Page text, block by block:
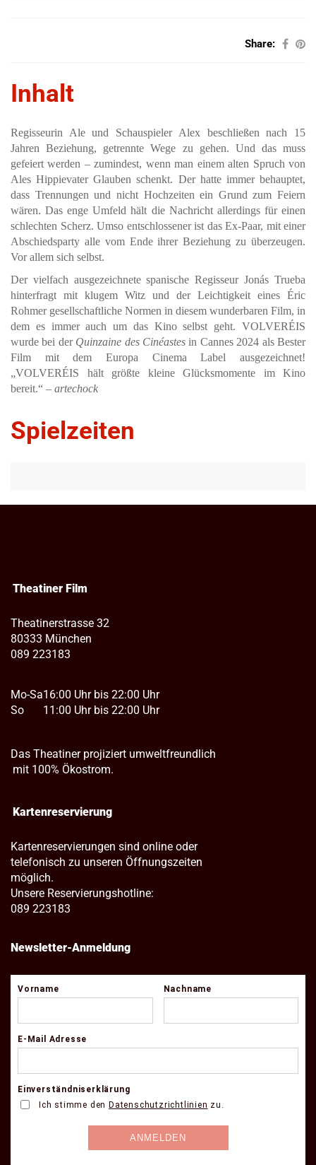
Share:
Inhalt
Regisseurin Ale und Schauspieler Alex beschließen nach 15
Jahren Beziehung, getrennte Wege zu gehen. Und das muss
gefeiert werden – zumindest, wenn man einem alten Spruch von
Ales Hippievater Glauben schenkt. Der hatte immer behauptet,
dass Trennungen und nicht Hochzeiten ein Grund zum Feiern
wären. Das enge Umfeld hält die Nachricht allerdings für einen
schlechten Scherz. Umso entschlossener ist das Ex-Paar, mit einer
Abschiedsparty alle vom Ende ihrer Beziehung zu überzeugen.
Vor allem sich selbst.
Der vielfach ausgezeichnete spanische Regisseur Jonás Trueba
hinterfragt mit klugem Witz und der Leichtigkeit eines Éric
Rohmer gesellschaftliche Normen in diesem wunderbaren Film, in
dem es immer auch um das Kino selbst geht. VOLVERÉIS
wurde bei der Quinzaine des Cinéastes in Cannes 2024 als Bester
Film mit dem Europa Cinema Label ausgezeichnet!
„VOLVERÉIS hält größte kleine Glücksmomente im Kino
bereit.“ – artechock
Spielzeiten
Theatiner Film
Theatinerstrasse 32
80333 München
089 223183
Mo-Sa
So
16:00 Uhr bis 22:00 Uhr
11:00 Uhr bis 22:00 Uhr
Das Theatiner projiziert umweltfreundlich
mit 100% Ökostrom.
Kartenreservierung
Kartenreservierungen sind online oder
telefonisch zu unseren Öffnungszeiten
möglich.
Unsere Reservierungshotline:
089 223183
Newsletter-Anmeldung